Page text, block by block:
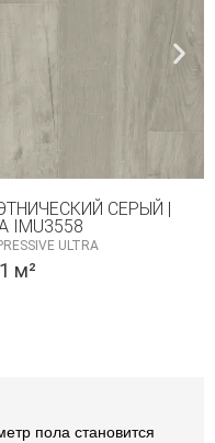
СЕРЫЙ |
IMU3558
ULTRA
м²
пола становится